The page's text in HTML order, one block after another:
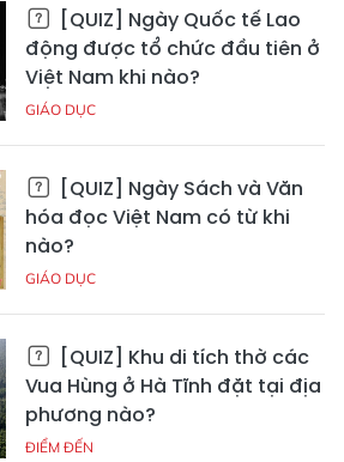
[QUIZ] Ngày Quốc tế Lao
động được tổ chức đầu tiên ở
Việt Nam khi nào?
GIÁO DỤC
[QUIZ] Ngày Sách và Văn
hóa đọc Việt Nam có từ khi
nào?
GIÁO DỤC
[QUIZ] Khu di tích thờ các
Vua Hùng ở Hà Tĩnh đặt tại địa
phương nào?
ĐIỂM ĐẾN